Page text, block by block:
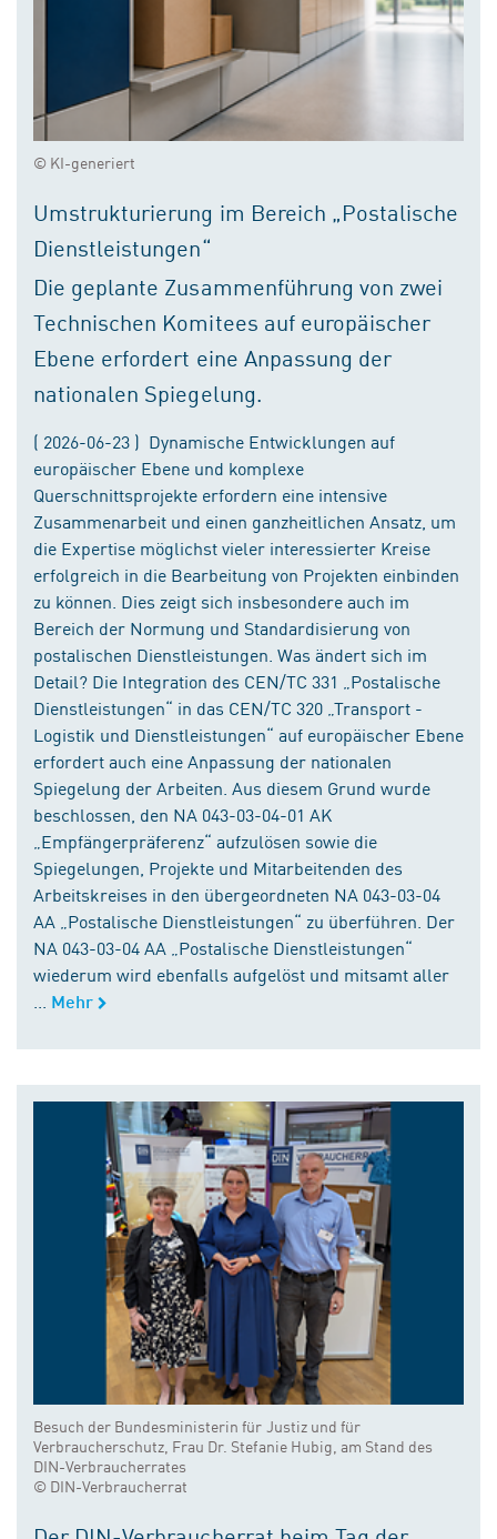
© KI-generiert
Umstrukturierung im Bereich „Postalische
Dienstleistungen“
Die geplante Zusammenführung von zwei
Technischen Komitees auf europäischer
Ebene erfordert eine Anpassung der
nationalen Spiegelung.
( 2026-06-23 ) Dynamische Entwicklungen auf
europäischer Ebene und komplexe
Querschnittsprojekte erfordern eine intensive
Zusammenarbeit und einen ganzheitlichen Ansatz, um
die Expertise möglichst vieler interessierter Kreise
erfolgreich in die Bearbeitung von Projekten einbinden
zu können. Dies zeigt sich insbesondere auch im
Bereich der Normung und Standardisierung von
postalischen Dienstleistungen. Was ändert sich im
Detail? Die Integration des CEN/TC 331 „Postalische
Dienstleistungen“ in das CEN/TC 320 „Transport -
Logistik und Dienstleistungen“ auf europäischer Ebene
erfordert auch eine Anpassung der nationalen
Spiegelung der Arbeiten. Aus diesem Grund wurde
beschlossen, den NA 043-03-04-01 AK
„Empfängerpräferenz“ aufzulösen sowie die
Spiegelungen, Projekte und Mitarbeitenden des
Arbeitskreises in den übergeordneten NA 043-03-04
AA „Postalische Dienstleistungen“ zu überführen. Der
NA 043-03-04 AA „Postalische Dienstleistungen“
wiederum wird ebenfalls aufgelöst und mitsamt aller
Mehr
Besuch der Bundesministerin für Justiz und für
Verbraucherschutz, Frau Dr. Stefanie Hubig, am Stand des
DIN-Verbraucherrates
© DIN-Verbraucherrat